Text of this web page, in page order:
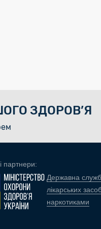
ЗДОРОВ’Я
партнери:
Державна
лікарських
наркотиками